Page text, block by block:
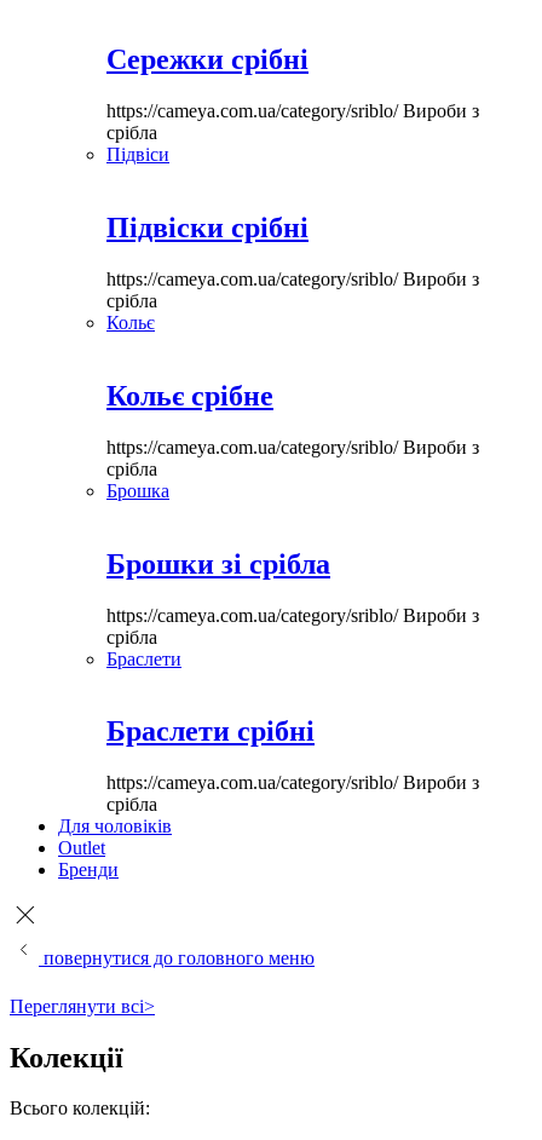
Сережки срібні
https://cameya.com.ua/category/sriblo/Вироби з
срібла
Підвіси
Підвіски срібні
https://cameya.com.ua/category/sriblo/Вироби з
срібла
Кольє
Кольє срібне
https://cameya.com.ua/category/sriblo/Вироби з
срібла
Брошка
Брошки зі срібла
https://cameya.com.ua/category/sriblo/Вироби з
срібла
Браслети
Браслети срібні
https://cameya.com.ua/category/sriblo/Вироби з
срібла
Для чоловіків
Outlet
Бренди
повернутися до головного меню
Переглянути всі>
Колекції
Всього колекцій: